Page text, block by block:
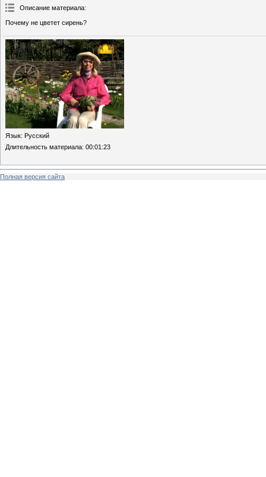
Описание материала:
Почему не цветет сирень?
Язык: Русский
Длительность материала: 00:01:23
Полная версия сайта